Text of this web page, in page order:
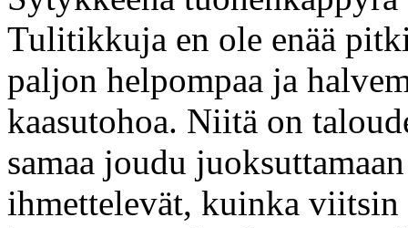
Tulitikkuja en ole enää
paljon helpompaa ja
kaasutohoa. Niitä on
samaa joudu
ihmettelevät, kuinka